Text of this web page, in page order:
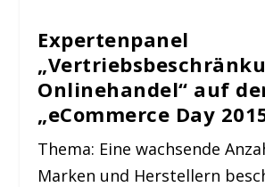
Expertenpanel
Onlinehandel“ auf
„eCommerce Day
Thema: Eine wachsende
Marken und Herstellern